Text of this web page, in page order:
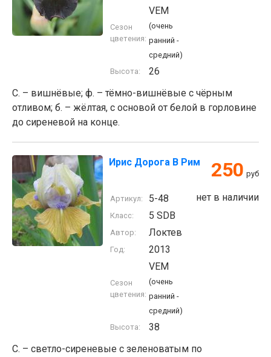
Сезон
цветения:
VEM
(очень
ранний -
средний)
Высота:
26
С. – вишнёвые; ф. – тёмно-вишнёвые с чёрным
отливом; б. – жёлтая, с основой от белой в горловине
до сиреневой на конце.
Ирис Дорога В Рим 250 руб
нет в наличии
Артикул: 5-48
Класс: 5 SDB
Автор: Локтев
Год: 2013
Сезон
цветения:
VEM
(очень
ранний -
средний)
Высота:
38
С. – светло-сиреневые с зеленоватым по